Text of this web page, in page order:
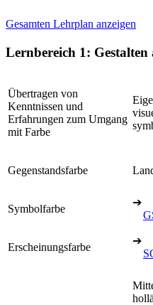
Gesamten Lehrplan anzeigen
Lernbereich 1: Gestalten
Übertragen von
Kenntnissen und
Erfahrungen zum Umgang
mit Farbe
Gegenstandsfarbe
Symbolfarbe
➔
Erscheinungsfarbe
➔